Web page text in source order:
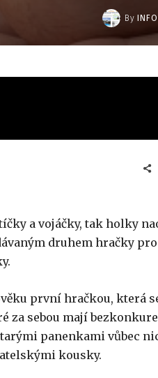
By
a vojáčky, tak holky
druhem hračky pro
první hračkou, která
za sebou mají
panenkami vůbec
kousky.